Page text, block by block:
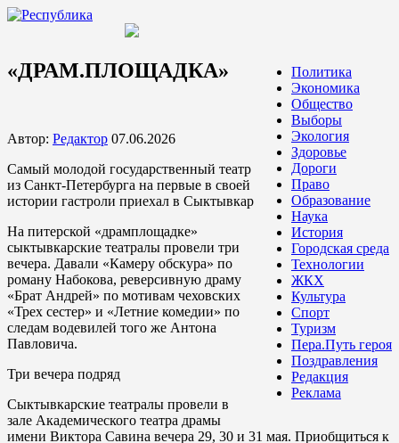
Политика
Экономика
Общество
Выборы
Экология
Здоровье
Дороги
Право
Образование
Наука
История
Городская среда
Технологии
ЖКХ
Культура
Спорт
Туризм
Пера.Путь героя
Поздравления
Редакция
Реклама
«ДРАМ.ПЛОЩАДКА»
Автор: Редактор 07.06.2026
Самый молодой государственный театр
из Санкт-Петербурга на первые в своей
истории гастроли приехал в Сыктывкар
На питерской «драмплощадке»
сыктывкарские театралы провели три
вечера. Давали «Камеру обскура» по
роману Набокова, реверсивную драму
«Брат Андрей» по мотивам чеховских
«Трех сестер» и «Летние комедии» по
следам водевилей того же Антона
Павловича.
Три вечера подряд
Сыктывкарские театралы провели в
зале Академического театра драмы
имени Виктора Савина вечера 29, 30 и 31 мая. Приобщиться к